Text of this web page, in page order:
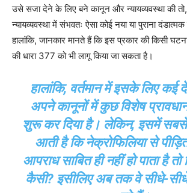
उसे सजा देने के लिए बने कानून और न्यायव्यवस्था की
न्यायव्यवस्था में संभवतः ऐसा कोई नया या पुराना दंडात्मक
हालांकि, जानकार मानते हैं कि इस प्रकार की किसी
की धारा 377 को भी लागू किया जा सकता है।
हालांकि, वर्तमान में इसके लिए कई
अपने कानूनों में कुछ विशेष
शुरू कर दिया है। लेकिन, इसमें सबसे
आती है कि नेक्रोफिलिया से
आपराध साबित ही नहीं हो पाता है
कैसी? इसीलिए अब तक वे सीधे-